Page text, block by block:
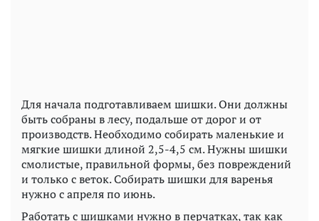
Для начала подготавливаем шишки. Они должны
быть собраны в лесу, подальше от дорог и от
производств. Необходимо собирать маленькие и
мягкие шишки длиной 2,5-4,5 см. Нужны шишки
смолистые, правильной формы, без повреждений
и только с веток. Собирать шишки для варенья
нужно с апреля по июнь.
Работать с шишками нужно в перчатках, так как